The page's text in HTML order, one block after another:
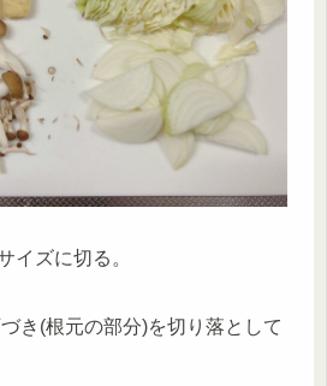
イズに切る。
き(根元の部分)を切り落として